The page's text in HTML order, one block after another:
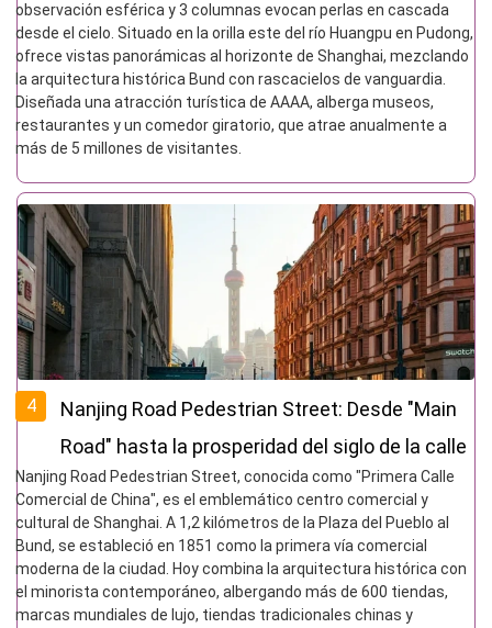
observación esférica y 3 columnas evocan perlas en cascada
desde el cielo. Situado en la orilla este del río Huangpu en Pudong,
ofrece vistas panorámicas al horizonte de Shanghai, mezclando
la arquitectura histórica Bund con rascacielos de vanguardia.
Diseñada una atracción turística de AAAA, alberga museos,
restaurantes y un comedor giratorio, que atrae anualmente a
más de 5 millones de visitantes.
4
Nanjing Road Pedestrian Street: Desde "Main
Road" hasta la prosperidad del siglo de la calle
comercial No 1 de China
Nanjing Road Pedestrian Street, conocida como "Primera Calle
Comercial de China", es el emblemático centro comercial y
cultural de Shanghai. A 1,2 kilómetros de la Plaza del Pueblo al
Bund, se estableció en 1851 como la primera vía comercial
moderna de la ciudad. Hoy combina la arquitectura histórica con
el minorista contemporáneo, albergando más de 600 tiendas,
marcas mundiales de lujo, tiendas tradicionales chinas y